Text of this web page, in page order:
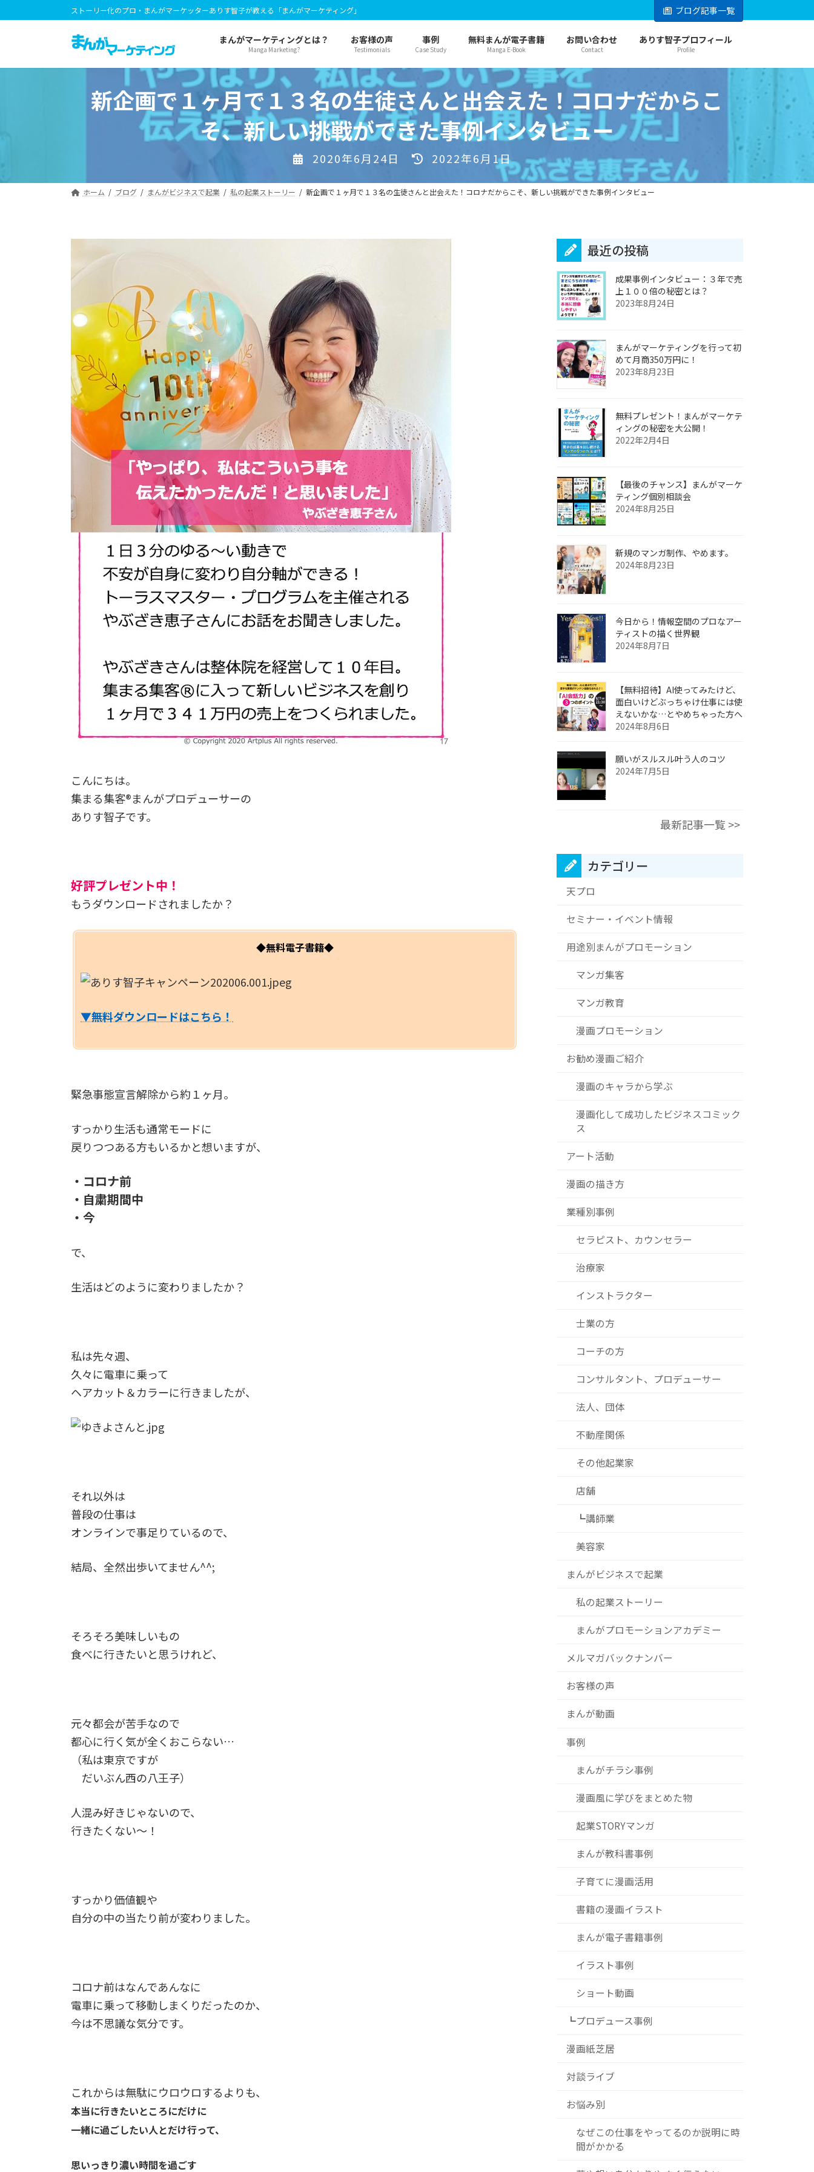
ン
ツ
ビ
シ
ストーリー化のプロ・まんがマーケッターありす智子が教える「まんがマーケティング」 ブログ記事一覧
まんがマーケティングとは？
Manga Marketing?
お客様の声
Testimonials
事例
Case Study
無料まんが電子書籍
Manga E-Book
お問い合わせ
Contact
ありす智子プロフィール
Profile
新企画で１ヶ月で１３名の生徒さんと出会えた！コロナだからこ
そ、新しい挑戦ができた事例インタビュー
2020年6月24日
最
更
時
2022年6月1日
ホーム ブログ まんがビジネスで起業 私の起業ストーリー 新企画で１ヶ月で１３名の生徒さんと出会えた！コロナだからこそ、新しい挑戦ができた事例インタビュー
こんにちは。
集まる集客®まんがプロデューサーの
ありす智子です。
好評プレゼント中！
もうダウンロードされましたか？
◆無料電子書籍◆
▼無料ダウンロードはこちら！
緊急事態宣言解除から約１ヶ月。
すっかり生活も通常モードに
戻りつつある方もいるかと想いますが、
・コロナ前
・自粛期間中
・今
で、
生活はどのように変わりましたか？
私は先々週、
久々に電車に乗って
ヘアカット＆カラーに行きましたが、
それ以外は
普段の仕事は
オンラインで事足りているので、
結局、全然出歩いてません^^;
そろそろ美味しいもの
食べに行きたいと思うけれど、
元々都会が苦手なので
都心に行く気が全くおこらない…
（私は東京ですが
だいぶん西の八王子）
人混み好きじゃないので、
行きたくない〜！
すっかり価値観や
自分の中の当たり前が変わりました。
コロナ前はなんであんなに
電車に乗って移動しまくりだったのか、
今は不思議な気分です。
これからは無駄にウロウロするよりも、
本当に行きたいところにだけに
一緒に過ごしたい人とだけ行って、
思いっきり濃い時間を過ごす
最近の投稿
成果事例インタビュー：３年で売
上１００倍の秘密とは？
2023年8月24日
まんがマーケティングを行って初
めて月商350万円に！
2023年8月23日
無料プレゼント！まんがマーケテ
ィングの秘密を大公開！
2022年2月4日
【最後のチャンス】まんがマーケ
ティング個別相談会
2024年8月25日
新規のマンガ制作、やめます。
2024年8月23日
今日から！情報空間のプロなアー
ティストの描く世界観
2024年8月7日
【無料招待】AI使ってみたけど、
面白いけどぶっちゃけ仕事には使
えないかな…とやめちゃった方へ
2024年8月6日
願いがスルスル叶う人のコツ
2024年7月5日
最新記事一覧 >>
カテゴリー
天プロ
セミナー・イベント情報
用途別まんがプロモーション
マンガ集客
マンガ教育
漫画プロモーション
お勧め漫画ご紹介
漫画のキャラから学ぶ
漫画化して成功したビジネスコミック
ス
アート活動
漫画の描き方
業種別事例
セラピスト、カウンセラー
治療家
インストラクター
士業の方
コーチの方
コンサルタント、プロデューサー
法人、団体
不動産関係
その他起業家
店舗
┗講師業
美容家
まんがビジネスで起業
私の起業ストーリー
まんがプロモーションアカデミー
メルマガバックナンバー
お客様の声
まんが動画
事例
まんがチラシ事例
漫画風に学びをまとめた物
起業STORYマンガ
まんが教科書事例
子育てに漫画活用
書籍の漫画イラスト
まんが電子書籍事例
イラスト事例
ショート動画
┗プロデュース事例
漫画紙芝居
対談ライブ
お悩み別
なぜこの仕事をやってるのか説明に時
間がかかる